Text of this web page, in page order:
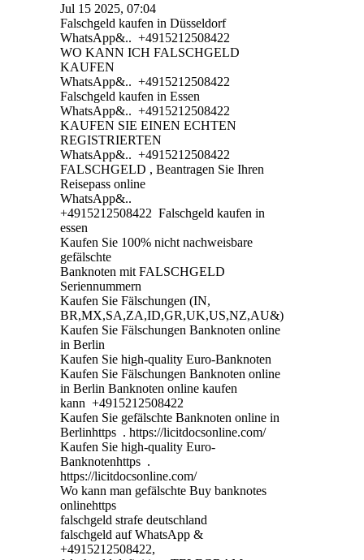
Jul 15 2025, 07:04
Falschgeld kaufen in Düsseldorf
WhatsApp&.. +4915212508422
WO KANN ICH FALSCHGELD
KAUFEN
WhatsApp&.. +4915212508422
Falschgeld kaufen in Essen
WhatsApp&.. +4915212508422
KAUFEN SIE EINEN ECHTEN
REGISTRIERTEN
WhatsApp&.. +4915212508422
FALSCHGELD , Beantragen Sie Ihren
Reisepass online
WhatsApp&..
+4915212508422 Falschgeld kaufen in
essen
Kaufen Sie 100% nicht nachweisbare
gefälschte
Banknoten mit FALSCHGELD
Seriennummern
Kaufen Sie Fälschungen (IN,
BR,MX,SA,ZA,ID,GR,UK,US,NZ,AU&)
Kaufen Sie Fälschungen Banknoten online
in Berlin
Kaufen Sie high-quality Euro-Banknoten
Kaufen Sie Fälschungen Banknoten online
in Berlin Banknoten online kaufen
kann +4915212508422
Kaufen Sie gefälschte Banknoten online in
Berlinhttps . https://licitdocsonline.com/
Kaufen Sie high-quality Euro-
Banknotenhttps .
https://licitdocsonline.com/
Wo kann man gefälschte Buy banknotes
onlinehttps
falschgeld strafe deutschland
falschgeld auf WhatsApp &
+4915212508422,